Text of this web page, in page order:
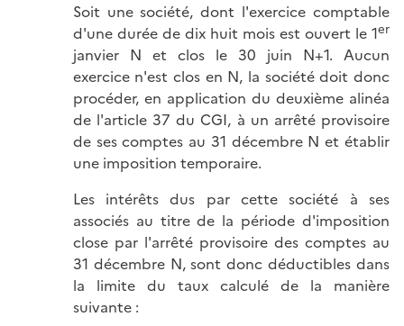
Soit une société, dont l'exercice comptable
d'une durée de dix huit mois est ouvert le 1er
janvier N et clos le 30 juin N+1. Aucun
exercice n'est clos en N, la société doit donc
procéder, en application du deuxième alinéa
de l'article 37 du CGI, à un arrêté provisoire
de ses comptes au 31 décembre N et établir
une imposition temporaire.
Les intérêts dus par cette société à ses
associés au titre de la période d'imposition
close par l'arrêté provisoire des comptes au
31 décembre N, sont donc déductibles dans
la limite du taux calculé de la manière
suivante :